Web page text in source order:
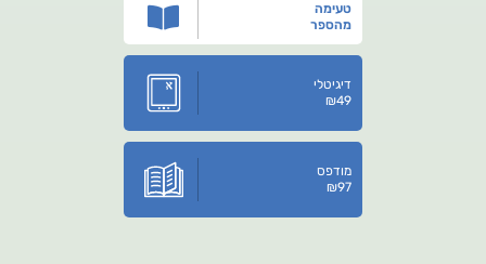
טעימה
מהספר
דיגיטלי
₪49
מודפס
₪97